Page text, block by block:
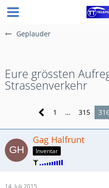
Geplauder
Eure grössten
Strassenverkehr
1 … 315
Gag Halfrunt
Inventar
14. Juli 2015